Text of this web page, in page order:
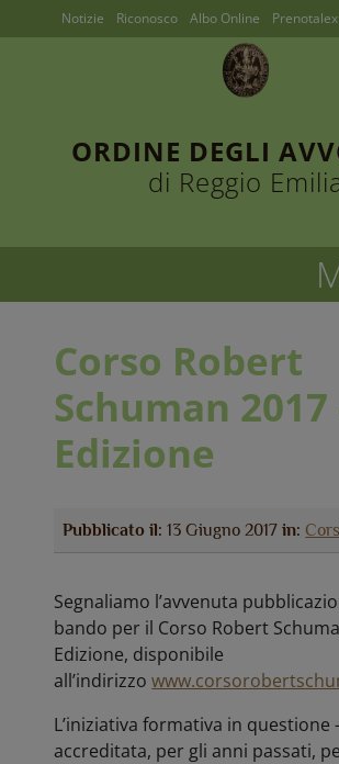
ORDINE DEGLI
di Reggio
Notizie Riconosco Albo Online Prenotalex
Corso Robert
Schuman 2017
Edizione
Pubblicato il: 13 Giugno 2017in:
Segnaliamo l’avvenuta
bando per il Corso Robert
Edizione, disponibile
all’indirizzo
L’iniziativa formativa in questione
accreditata, per gli anni passati,